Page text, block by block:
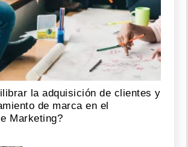
la adquisición de clientes y
de marca en el
Marketing?